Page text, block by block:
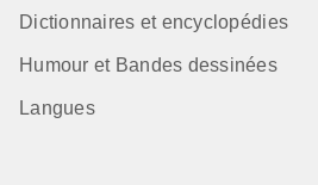
Dictionnaires et encyclopédies
Humour et Bandes dessinées
Langues